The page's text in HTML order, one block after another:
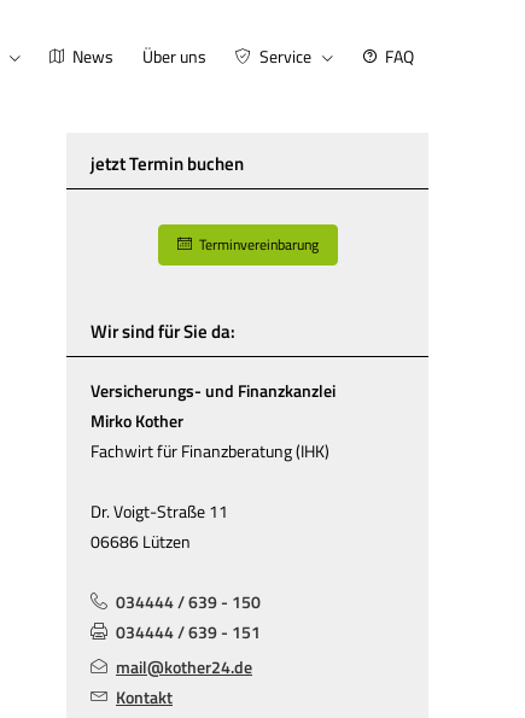
News Über uns Service FAQ
jetzt Termin buchen
Terminvereinbarung
Wir sind für Sie da:
Versicherungs- und Finanzkanzlei
Mirko Kother
Fachwirt für Finanzberatung (IHK)
Dr. Voigt-Straße 11
06686 Lützen
034444 / 639 - 150
034444 / 639 - 151
mail@kother24.de
Kontakt